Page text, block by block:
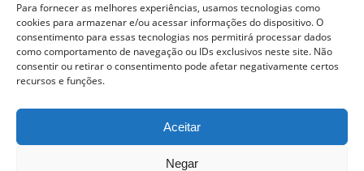
Para fornecer as melhores experiências, usamos tecnologias como
cookies para armazenar e/ou acessar informações do dispositivo. O
consentimento para essas tecnologias nos permitirá processar dados
como comportamento de navegação ou IDs exclusivos neste site. Não
consentir ou retirar o consentimento pode afetar negativamente certos
recursos e funções.
Aceitar
Negar
CONECTE-SE
Copyright © 2009 - 2023 Somente Coisas Legais.